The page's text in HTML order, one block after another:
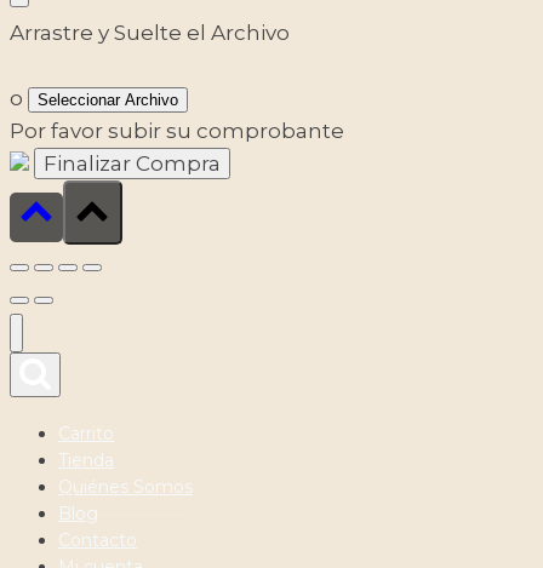
Arrastre y Suelte el Archivo
o Seleccionar Archivo
Por favor subir su comprobante
Carrito
Tienda
Quiénes Somos
Blog
Contacto